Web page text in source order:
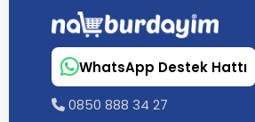
WhatsApp Destek Hattı
0850 888 34 27